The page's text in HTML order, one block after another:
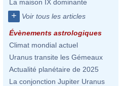
La maison IX dominante
+ Voir tous les articles
Évènements astrologiques
Climat mondial actuel
Uranus transite les Gémeaux
Actualité planétaire de 2025
La conjonction Jupiter Uranus